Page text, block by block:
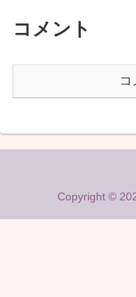
コメント
コ
Copyright ©